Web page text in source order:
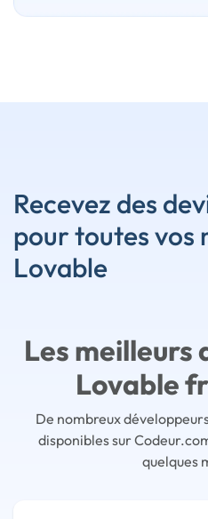
Recevez des
pour toutes vos
Lovable
Les meilleurs
Lovable
De nombreux
disponibles sur
quelques